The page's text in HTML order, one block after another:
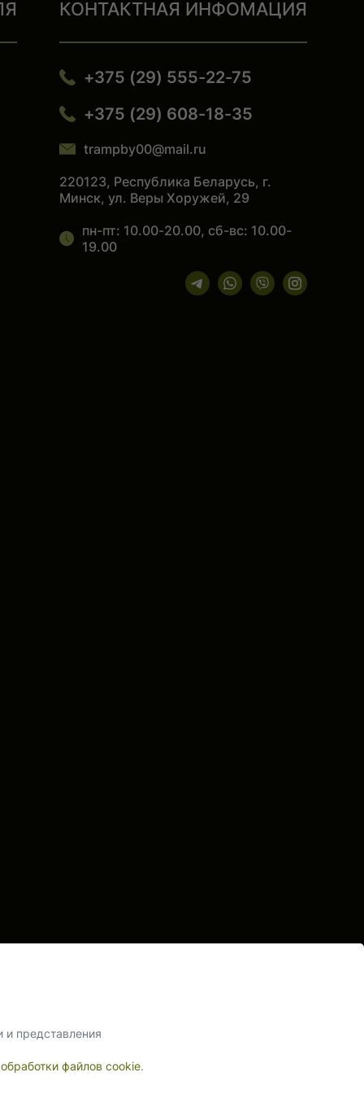
КОНТАКТНАЯ ИНФОМАЦИЯ
+375 (29) 555-22-75
+375 (29) 608-18-35
trampby00@mail.ru
220123, Республика Беларусь, г.
Минск, ул. Веры Хоружей, 29
пн-пт: 10.00-20.00, сб-вс: 10.00-
19.00
и представления
файлов cookie.